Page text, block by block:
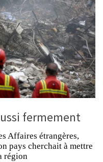
fermement
Affaires étrangères,
pays cherchait à mettre
région